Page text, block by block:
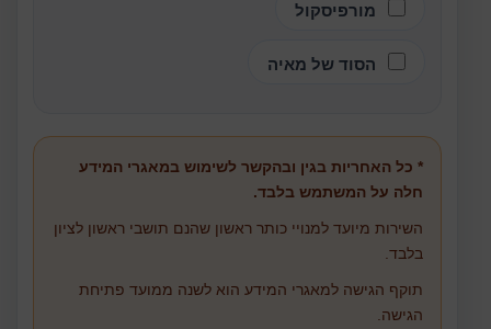
מורפיסקול
הסוד של מאיה
* כל האחריות בגין ובהקשר לשימוש במאגרי המידע
חלה על המשתמש בלבד.
השירות מיועד למנויי כותר ראשון שהנם תושבי ראשון לציון
בלבד.
תוקף הגישה למאגרי המידע הוא לשנה ממועד פתיחת
הגישה.